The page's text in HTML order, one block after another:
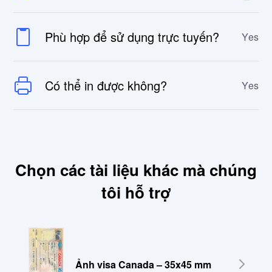
Phù hợp để sử dụng trực tuyến? Yes
Có thể in được không? Yes
Chọn các tài liệu khác mà chúng
tôi hỗ trợ
Ảnh visa Canada – 35x45 mm